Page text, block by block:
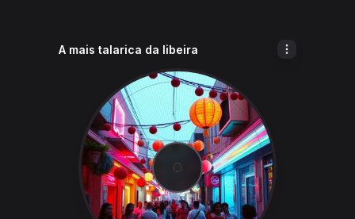
A mais talarica da libeira